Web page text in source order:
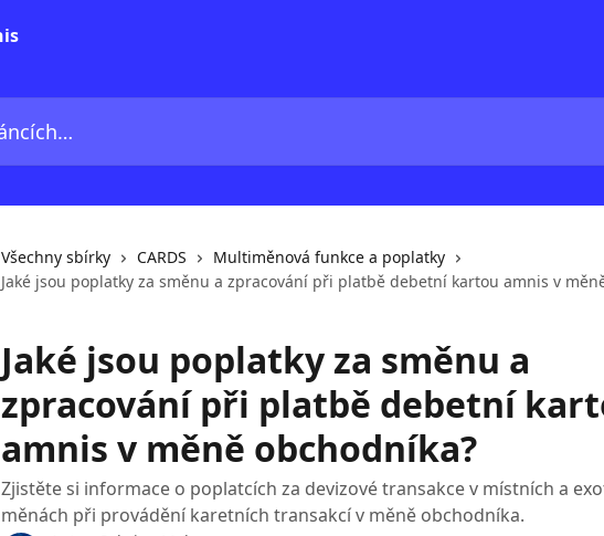
Všechny sbírky CARDS
Multiměnová funkce a poplatky
Jaké jsou poplatky za směnu a zpracování při platbě debetní kartou amnis v
Jaké jsou poplatky za směnu a
zpracování při platbě debetní
amnis v měně obchodníka?
Zjistěte si informace o poplatcích za devizové transakce v místních a
měnách při provádění karetních transakcí v měně obchodníka.